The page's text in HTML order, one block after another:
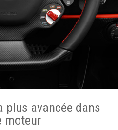
plus avancée dans
moteur